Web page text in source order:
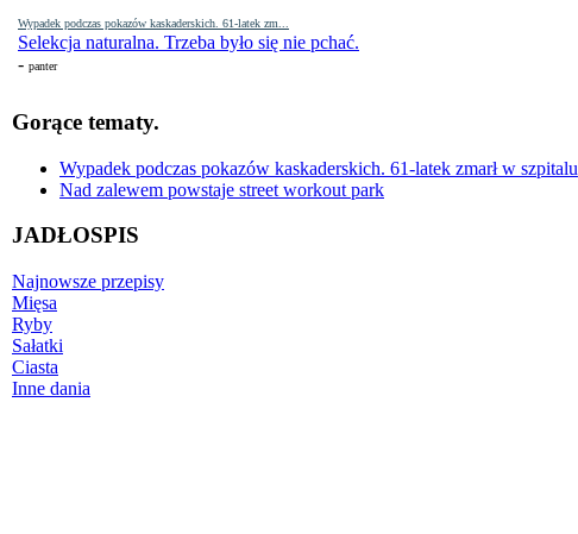
Wypadek podczas pokazów kaskaderskich. 61-latek zm...
Selekcja naturalna. Trzeba było się nie pchać.
- panter
Gorące tematy.
Wypadek podczas pokazów kaskaderskich. 61-latek zmarł w szpitalu
Nad zalewem powstaje street workout park
JADŁOSPIS
Najnowsze przepisy
Mięsa
Ryby
Sałatki
Ciasta
Inne dania